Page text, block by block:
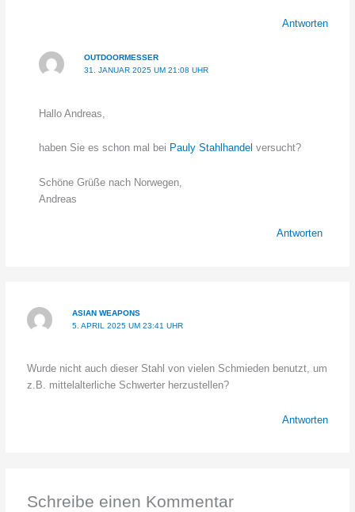
Antworten
OUTDOORMESSER
31. JANUAR 2025 UM 21:08 UHR
Hallo Andreas,
haben Sie es schon mal bei Pauly Stahlhandel versucht?
Schöne Grüße nach Norwegen,
Andreas
Antworten
ASIAN WEAPONS
5. APRIL 2025 UM 23:41 UHR
Wurde nicht auch dieser Stahl von vielen Schmieden benutzt, um
z.B. mittelalterliche Schwerter herzustellen?
Antworten
Schreibe einen Kommentar